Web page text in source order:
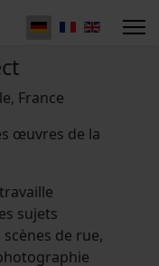
France
œuvres de la
sujets
de rue,